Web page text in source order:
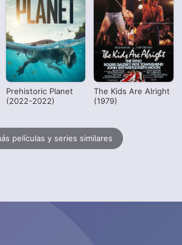
Prehistoric Planet
(2022-2022)
The Kids Are Alright
(1979)
películas y series similares